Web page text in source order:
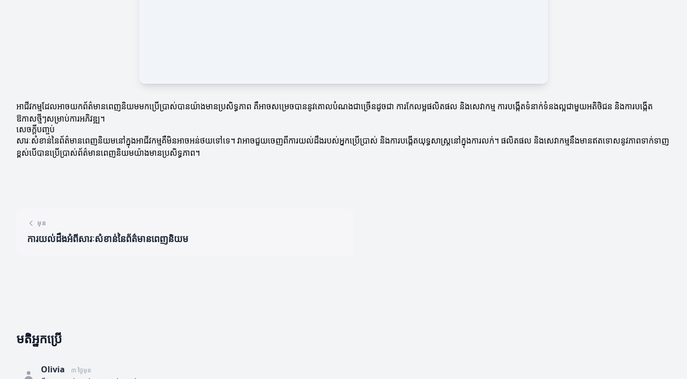
អាជីវកម្មដែលអាចយកព័ត៌មានពេញនិយមមកប្រើប្រាស់បានយ៉ាងមានប្រសិទ្ធភាព គឺអាចសម្រេចបាននូវគោលបំណងជាច្រើនដូចជា ការកែលម្អផលិតផល និងសេវាកម្ម ការបង្កើតទំនាក់ទំនងល្អជាមួយអតិថិជន និងការបង្កើត
ឱកាសថ្មីៗសម្រាប់ការអភិវឌ្ឍ។
សេចក្តីបញ្ចប់
សារៈសំខាន់នៃព័ត៌មានពេញនិយមនៅក្នុងអាជីវកម្មគឺមិនអាចអន់ថយទៅទេ។ វាអាចជួយចេញពីការយល់ដឹងរបស់អ្នកប្រើប្រាស់ និងការបង្កើតយុទ្ធសាស្ត្រនៅក្នុងការលក់។ ផលិតផល និងសេវាកម្មនឹងមានឥតទោសនូវភាពទាក់ទាញ
ខ្ពស់បើបានប្រើប្រាស់ព័ត៌មានពេញនិយមយ៉ាងមានប្រសិទ្ធភាព។
មុន
ការយល់ដឹងអំពីសារៈសំខាន់នៃព័ត៌មានពេញនិយម
មតិអ្នកប្រើ
Olivia ៣ ថ្ងៃមុន